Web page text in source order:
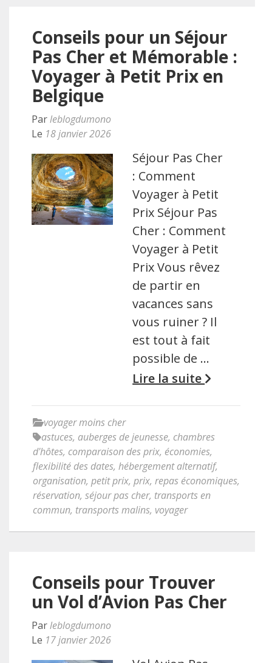
Conseils pour un Séjour
Pas Cher et Mémorable :
Voyager à Petit Prix en
Belgique
Parleblogdumono
Le 18 janvier 2026
Séjour Pas Cher
: Comment
Voyager à Petit
Prix Séjour Pas
Cher : Comment
Voyager à Petit
Prix Vous rêvez
de partir en
vacances sans
vous ruiner ? Il
est tout à fait
possible de …
Lire la suite
voyager moins cher
astuces, auberges de jeunesse, chambres
d'hôtes, comparaison des prix, économies,
flexibilité des dates, hébergement alternatif,
organisation, petit prix, prix, repas économiques,
réservation, séjour pas cher, transports en
commun, transports malins, voyager
Conseils pour Trouver
un Vol d’Avion Pas Cher
Parleblogdumono
Le 17 janvier 2026